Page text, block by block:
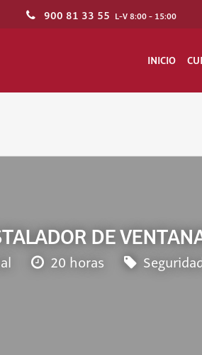
900 81 33 55 L-V 8:00 - 15:00
INICIO
DE
20 horas